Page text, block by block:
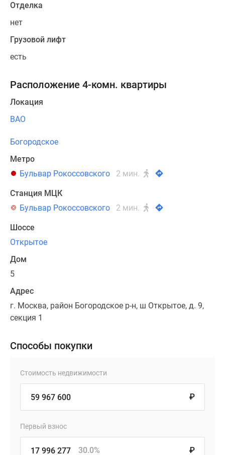
Отделка
нет
Грузовой лифт
есть
Расположение 4-комн. квартиры
Локация
ВАО
Богородское
Метро
Бульвар Рокоссовского
2 мин.
Станция МЦК
Бульвар Рокоссовского
2 мин.
Шоссе
Открытое
Дом
5
Адрес
г. Москва, район Богородское р-н, ш Открытое, д. 9,
секция 1
Способы покупки
Стоимость недвижимости
₽
Первый взнос
₽
30.0%